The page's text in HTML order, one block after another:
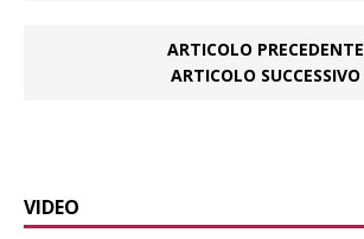
ARTICOLO PRECEDENTE
ARTICOLO SUCCESSIVO
VIDEO